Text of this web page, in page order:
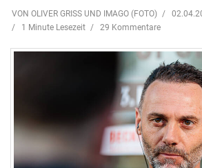
VON OLIVER GRISS UND IMAGO (FOTO)
1 Minute Lesezeit
29 Kommentare